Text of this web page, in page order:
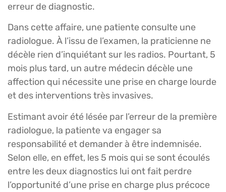
erreur de diagnostic.
Dans cette affaire, une patiente consulte une
radiologue. À l’issu de l’examen, la praticienne ne
décèle rien d’inquiétant sur les radios. Pourtant, 5
mois plus tard, un autre médecin décèle une
affection qui nécessite une prise en charge lourde
et des interventions très invasives.
Estimant avoir été lésée par l’erreur de la première
radiologue, la patiente va engager sa
responsabilité et demander à être indemnisée.
Selon elle, en effet, les 5 mois qui se sont écoulés
entre les deux diagnostics lui ont fait perdre
l’opportunité d’une prise en charge plus précoce